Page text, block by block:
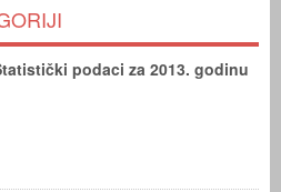
podaci za 2013. godinu